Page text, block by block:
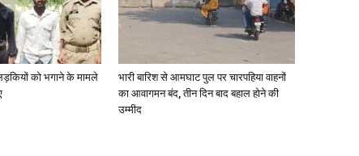
लड़कियों को भगाने के मामले
भारी बारिश से आमघाट पुल पर चारपहिया वाहनों
का आवागमन बंद, तीन दिन बाद बहाल होने की
उम्मीद